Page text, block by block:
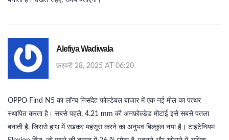
Alefiya Wadiwala
फ़रवरी 28, 2025 AT 06:20
OPPO Find N5 का लॉन्च निसंदेह फोल्डेबल बाजार में एक नई मील का पत्थर
स्थापित करता है। सबसे पहले, 4.21 mm की अनफ़ोल्डेड मोटाई इसे सबसे पतला
बनाती है, जिससे हाथ में रखकर महसूस करने का अनुभव बिल्कुल नया है। टाइटेनियम